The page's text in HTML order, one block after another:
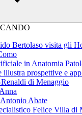
Bertolaso visita gli
in Anatomia
illustra prospettive e
di Menaggio
Abate
Felice Villa di